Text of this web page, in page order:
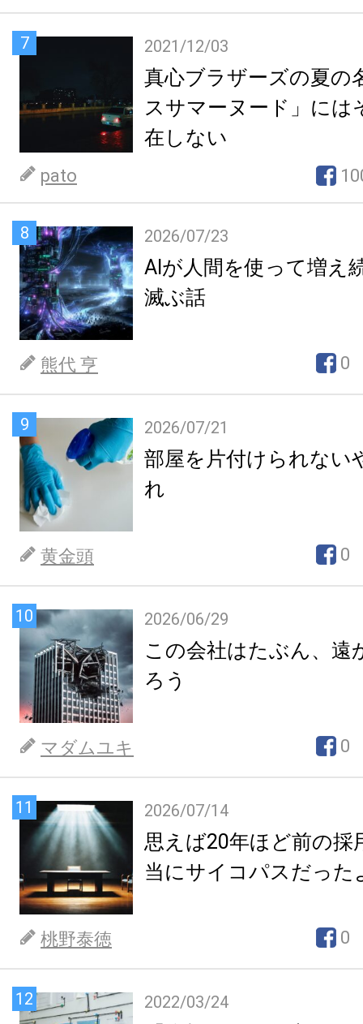
7 2021/12/03
真心ブラザーズの夏の
スサマーヌード」には
在しない
pato
8 2026/07/23
AIが人間を使って増え
滅ぶ話
熊代 亨 0
9 2026/07/21
部屋を片付けられない
れ
黄金頭 0
10 2026/06/29
この会社はたぶん、遠
ろう
マダムユキ 0
11 2026/07/14
思えば20年ほど前の採
当にサイコパスだった
桃野泰徳 0
12 2022/03/24